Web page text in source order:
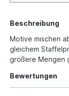
Beschreibung
Motive mischen
gleichem
größere Mengen
Bewertungen